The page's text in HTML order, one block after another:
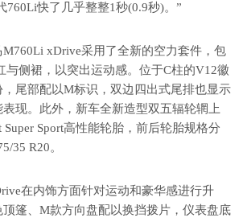
760Li快了几乎整整1秒(0.9秒)。”
xDrive采用了全新的空力套件，包
与侧裙，以突出运动感。位于C柱的V12徽
尾部配以M标识，双边四出式尾排也显示
现。此外，新车全新造型双五辐轮辋上
Sport高性能轮胎，前后轮胎规格分
35 R20。
在内饰方面针对运动和豪华感进行升
篷、M款方向盘配以换挡拨片，仪表盘底